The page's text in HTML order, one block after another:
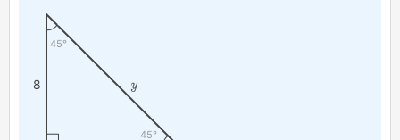
8 y
45°
45°